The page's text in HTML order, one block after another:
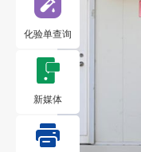
化验单查询
新媒体